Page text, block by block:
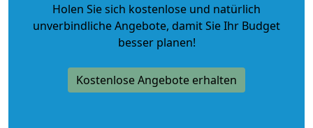
Holen Sie sich kostenlose und natürlich
unverbindliche Angebote, damit Sie Ihr Budget
besser planen!
Kostenlose Angebote erhalten